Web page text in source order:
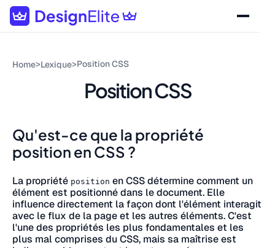
Home>Lexique>Position CSS
Position CSS
Qu'est-ce que la propriété
position en CSS ?
La propriété position en CSS détermine comment un
élément est positionné dans le document. Elle
influence directement la façon dont l'élément interagit
avec le flux de la page et les autres éléments. C'est
l'une des propriétés les plus fondamentales et les
plus mal comprises du CSS, mais sa maîtrise est